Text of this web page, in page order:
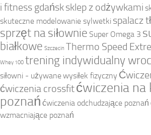
i fitness gdańsksklep z odżywkami
skuteczne modelowanie sylwetki spalacz
sprzęt na siłownie Super Omega 3
białkowe Szczecin Thermo Speed
Whey 100 trening indywidualny
siłowni - używanewysiłek fizyczny
ćwiczenia crossfitćwiczenia na
poznań ćwiczenia odchudzające poznań
wzmacniające poznań